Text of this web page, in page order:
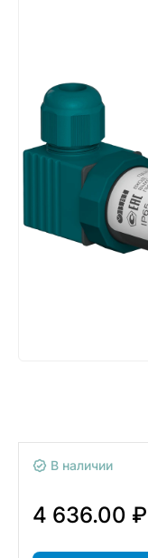
В наличии
4 636.00 ₽